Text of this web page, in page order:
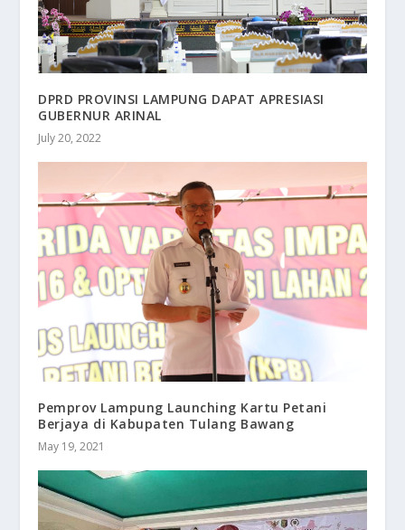
DPRD PROVINSI LAMPUNG DAPAT APRESIASI
GUBERNUR ARINAL
July 20, 2022
Pemprov Lampung Launching Kartu Petani
Berjaya di Kabupaten Tulang Bawang
May 19, 2021